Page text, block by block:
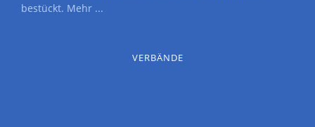
bestückt. Mehr ...
VERBÄNDE